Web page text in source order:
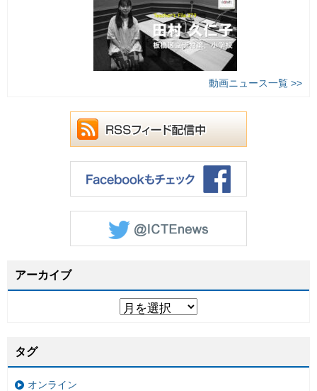
動画ニュース一覧 >>
アーカイブ
タグ
オンライン